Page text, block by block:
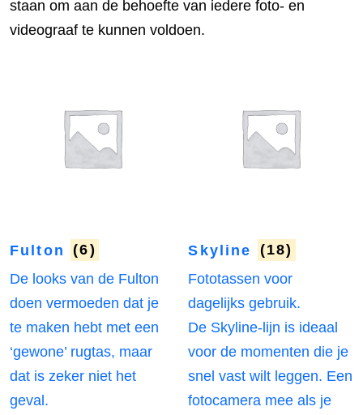
staan om aan de behoefte van iedere foto- en
videograaf te kunnen voldoen.
Fulton
(6)
De looks van de Fulton
doen vermoeden dat je
te maken hebt met een
‘gewone’ rugtas, maar
dat is zeker niet het
geval.
Skyline
(18)
Fototassen voor
dagelijks gebruik.
De Skyline-lijn is ideaal
voor de momenten die je
snel vast wilt leggen. Een
fotocamera mee als je